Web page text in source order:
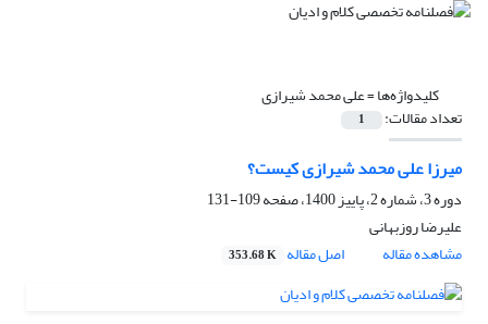
کلیدواژه‌ها =علی محمد شیرازی
تعداد مقالات: 1
میرزا علی محمد شیرازی کیست؟
دوره 3، شماره 2، پاییز 1400، صفحه
109-131
علیرضا روزبهانی
مشاهده مقاله
اصل مقاله 353.68 K